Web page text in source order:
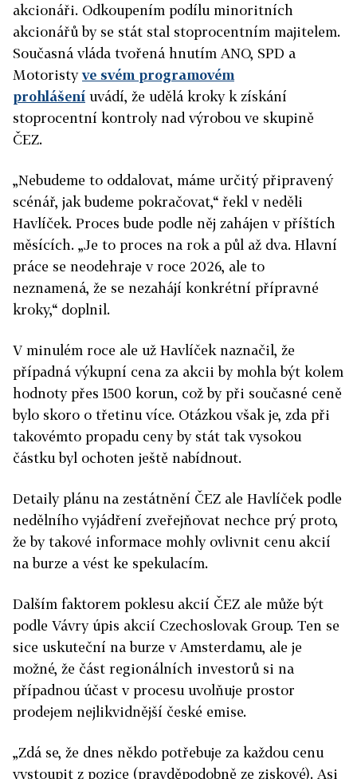
akcionáři. Odkoupením podílu minoritních
akcionářů by se stát stal stoprocentním majitelem.
Současná vláda tvořená hnutím ANO, SPD a
Motoristyve svém programovém
prohlášení uvádí, že udělá kroky k získání
stoprocentní kontroly nad výrobou ve skupině
ČEZ.
„Nebudeme to oddalovat, máme určitý připravený
scénář, jak budeme pokračovat,“ řekl v neděli
Havlíček. Proces bude podle něj zahájen v příštích
měsících. „Je to proces na rok a půl až dva. Hlavní
práce se neodehraje v roce 2026, ale to
neznamená, že se nezahájí konkrétní přípravné
kroky,“ doplnil.
V minulém roce ale už Havlíček naznačil, že
případná výkupní cena za akcii by mohla být kolem
hodnoty přes 1500 korun, což by při současné ceně
bylo skoro o třetinu více. Otázkou však je, zda při
takovémto propadu ceny by stát tak vysokou
částku byl ochoten ještě nabídnout.
Detaily plánu na zestátnění ČEZ ale Havlíček podle
nedělního vyjádření zveřejňovat nechce prý proto,
že by takové informace mohly ovlivnit cenu akcií
na burze a vést ke spekulacím.
Dalším faktorem poklesu akcií ČEZ ale může být
podle Vávry úpis akcií Czechoslovak Group. Ten se
sice uskuteční na burze v Amsterdamu, ale je
možné, že část regionálních investorů si na
případnou účast v procesu uvolňuje prostor
prodejem nejlikvidnější české emise.
„Zdá se, že dnes někdo potřebuje za každou cenu
vystoupit z pozice (pravděpodobně ze ziskové). Asi